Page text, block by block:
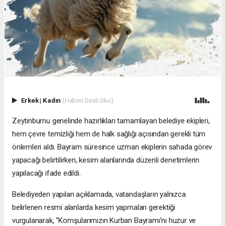
Erkek| Kadın (Haberi Sesli Oku)
Zeytinburnu genelinde hazırlıkları tamamlayan belediye ekipleri,
hem çevre temizliği hem de halk sağlığı açısından gerekli tüm
önlemleri aldı. Bayram süresince uzman ekiplerin sahada görev
yapacağı belirtilirken, kesim alanlarında düzenli denetimlerin
yapılacağı ifade edildi.
Belediyeden yapılan açıklamada, vatandaşların yalnızca
belirlenen resmi alanlarda kesim yapmaları gerektiği
vurgulanarak, “Komşularımızın Kurban Bayramı’nı huzur ve